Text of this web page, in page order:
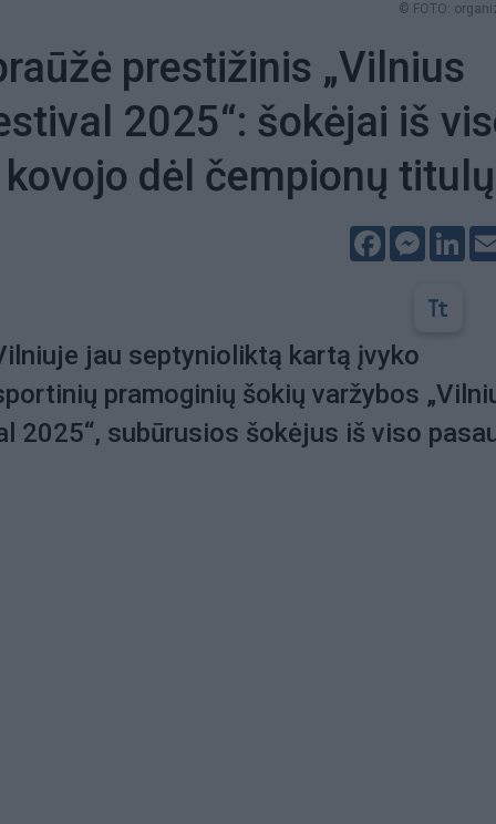
© FOTO:
prestižinis „Vilnius
2025“: šokėjai iš
dėl čempionų titulų
Facebook
jau septynioliktą kartą įvyko
pramoginių šokių varžybos
2025“, subūrusios šokėjus iš viso